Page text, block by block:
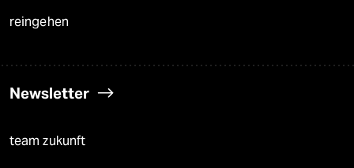
reingehen
Newsletter
team zukunft